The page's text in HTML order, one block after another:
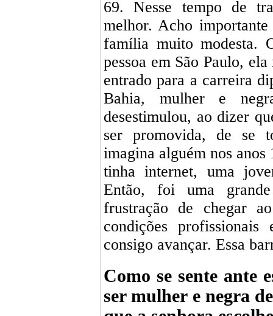
69. Nesse tempo de
melhor. Acho
família muito modesta.
pessoa em São Paulo,
entrado para a carreira
Bahia, mulher e
desestimulou, ao dizer
ser promovida, de se
imagina alguém nos anos
tinha internet, uma
Então, foi uma
frustração de chegar
condições
consigo avançar. Essa
Como se sente ante
ser mulher e negra